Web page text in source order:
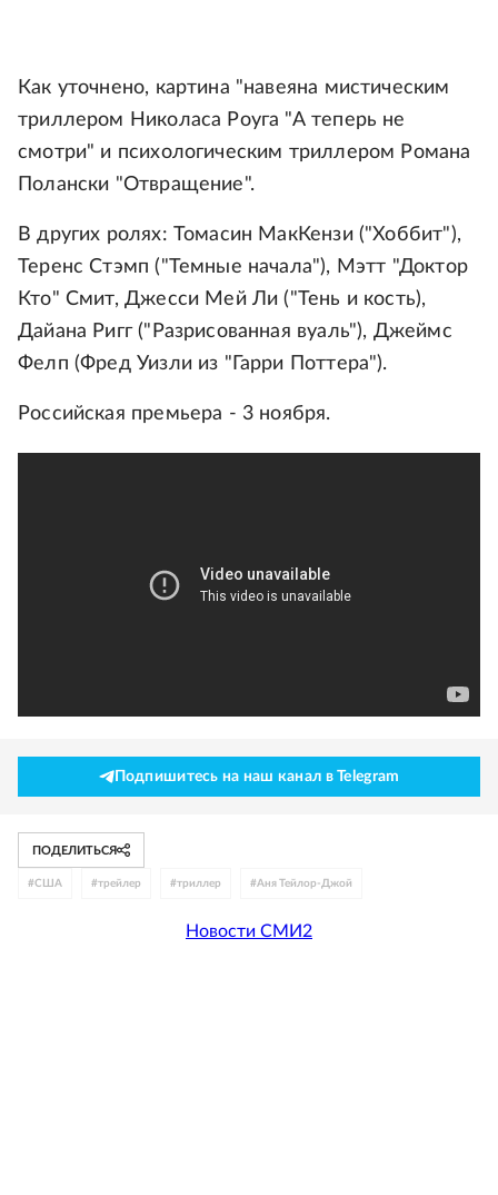
Как уточнено, картина "навеяна мистическим
триллером Николаса Роуга "А теперь не
смотри" и психологическим триллером Романа
Полански "Отвращение".
В других ролях: Томасин МакКензи ("Хоббит"),
Теренс Стэмп ("Темные начала"), Мэтт "Доктор
Кто" Смит, Джесси Мей Ли ("Тень и кость),
Дайана Ригг ("Разрисованная вуаль"), Джеймс
Фелп (Фред Уизли из "Гарри Поттера").
Российская премьера - 3 ноября.
Подпишитесь на наш канал в Telegram
ПОДЕЛИТЬСЯ
#США #трейлер #триллер #Аня Тейлор-Джой
Новости СМИ2